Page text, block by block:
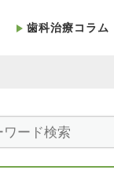
歯科治療コラム